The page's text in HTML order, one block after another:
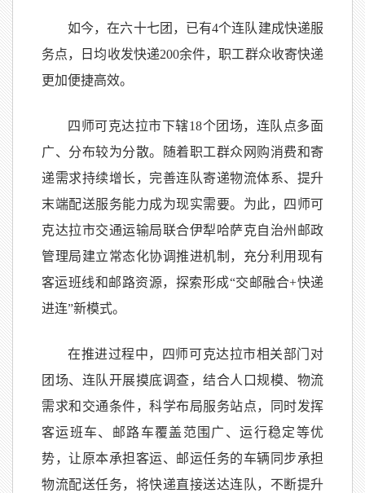
如今，在六十七团，已有4个连队建成快递服
务点，日均收发快递200余件，职工群众收寄快递
更加便捷高效。
四师可克达拉市下辖18个团场，连队点多面
广、分布较为分散。随着职工群众网购消费和寄
递需求持续增长，完善连队寄递物流体系、提升
末端配送服务能力成为现实需要。为此，四师可
克达拉市交通运输局联合伊犁哈萨克自治州邮政
管理局建立常态化协调推进机制，充分利用现有
客运班线和邮路资源，探索形成“交邮融合+快递
进连”新模式。
在推进过程中，四师可克达拉市相关部门对
团场、连队开展摸底调查，结合人口规模、物流
需求和交通条件，科学布局服务站点，同时发挥
客运班车、邮路车覆盖范围广、运行稳定等优
势，让原本承担客运、邮运任务的车辆同步承担
物流配送任务，将快递直接送达连队，不断提升